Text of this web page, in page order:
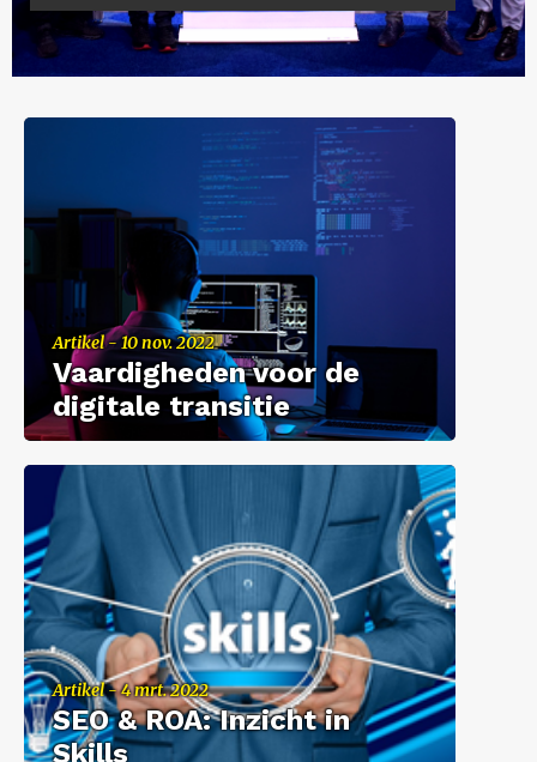
Ar­ti­kel - 10 nov. 2022
Vaar­dig­he­den voor de
di­gi­ta­le tran­si­tie
Ar­ti­kel - 4 mrt. 2022
SEO & ROA: In­zicht in
Skills